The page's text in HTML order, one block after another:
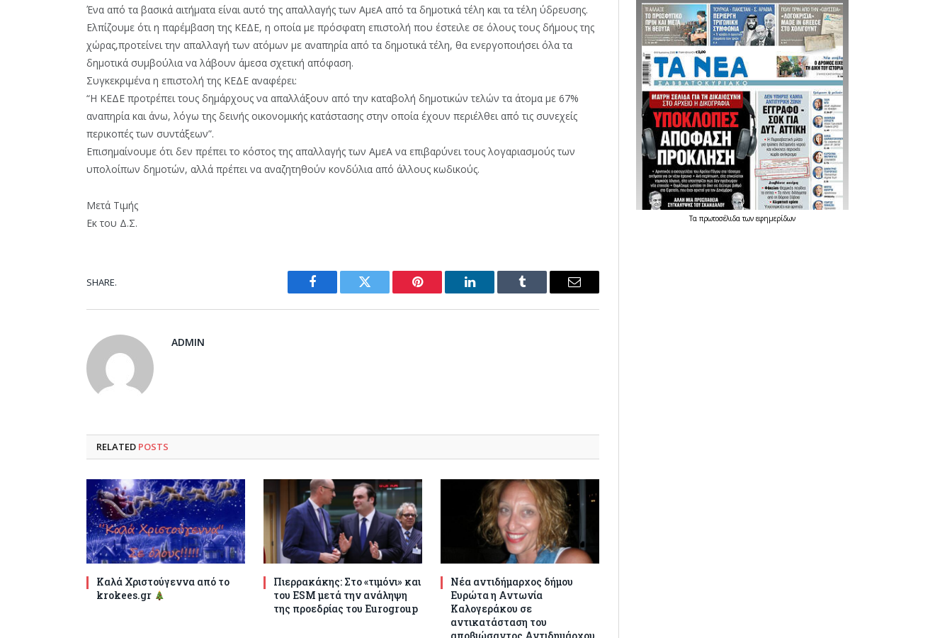
Ένα από τα βασικά αιτήματα είναι αυτό της απαλλαγής των ΑμεΑ από τα δημοτικά τέλη και τα τέλη ύδρευσης.
Ελπίζουμε ότι η παρέμβαση της ΚΕΔΕ, η οποία με πρόσφατη επιστολή που έστειλε σε όλους τους δήμους της
χώρας,προτείνει την απαλλαγή των ατόμων με αναπηρία από τα δημοτικά τέλη, θα ενεργοποιήσει όλα τα
δημοτικά συμβούλια να λάβουν άμεσα σχετική απόφαση.
Συγκεκριμένα η επιστολή της ΚΕΔΕ αναφέρει:
“Η ΚΕΔΕ προτρέπει τους δημάρχους να απαλλάξουν από την καταβολή δημοτικών τελών τα άτομα με 67%
αναπηρία και άνω, λόγω της δεινής οικονομικής κατάστασης στην οποία έχουν περιέλθει από τις συνεχείς
περικοπές των συντάξεων”.
Επισημαίνουμε ότι δεν πρέπει το κόστος της απαλλαγής των ΑμεΑ να επιβαρύνει τους λογαριασμούς των
υπολοίπων δημοτών, αλλά πρέπει να αναζητηθούν κονδύλια από άλλους κωδικούς.
Μετά Τιμής
Εκ του Δ.Σ.
SHARE.
Facebook Twitter Pinterest LinkedIn Tumblr Email
ADMIN
RELATED POSTS
Καλά Χριστούγεννα από το
krokees.gr
Πιερρακάκης: Στο «τιμόνι» και
του ESM μετά την ανάληψη
της προεδρίας του Eurogroup
Νέα αντιδήμαρχος δήμου
Ευρώτα η Αντωνία
Καλογεράκου σε
αντικατάσταση του
Τα πρωτοσέλιδατων εφημερίδων